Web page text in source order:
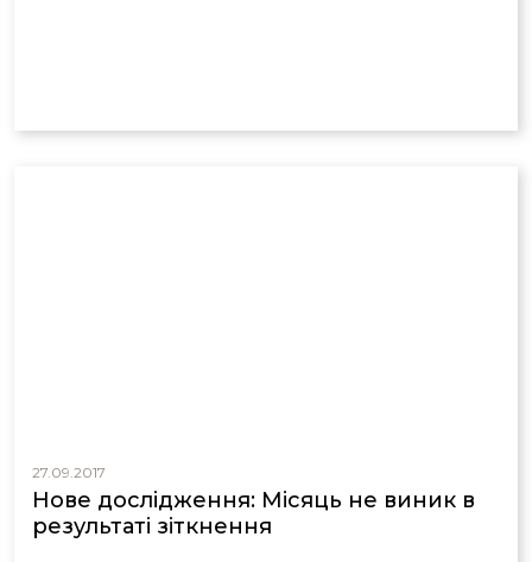
27.09.2017
Нове дослідження: Місяць не виник в
результаті зіткнення